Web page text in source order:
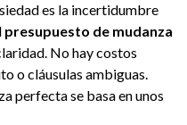
es la incertidumbre
presupuesto de mudanza
No hay costos
o cláusulas ambiguas.
perfecta se basa en unos